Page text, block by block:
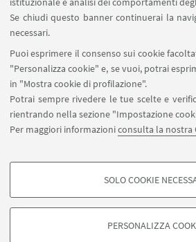
Se chiudi questo banner continuerai la
necessari.
Puoi esprimere il consenso sui cookie
"Personalizza cookie" e, se vuoi, potrai
in "Mostra cookie di profilazione".
Potrai sempre rivedere le tue scelte e
rientrando nella sezione "Impostazione
Per maggiori informazioniconsulta la nostra
COOKIE DI PROFILAZIONE -
degli utenti, creare profili in base al loro
SOLO COOKIE
PERSONALIZZA
dell'antropologia e design (a
Francesco Vettori)
Bibliografia su innovazione
social media e